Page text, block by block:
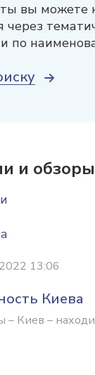
вы можете
через
по
и обзоры
13:06
Киева
– Киев –